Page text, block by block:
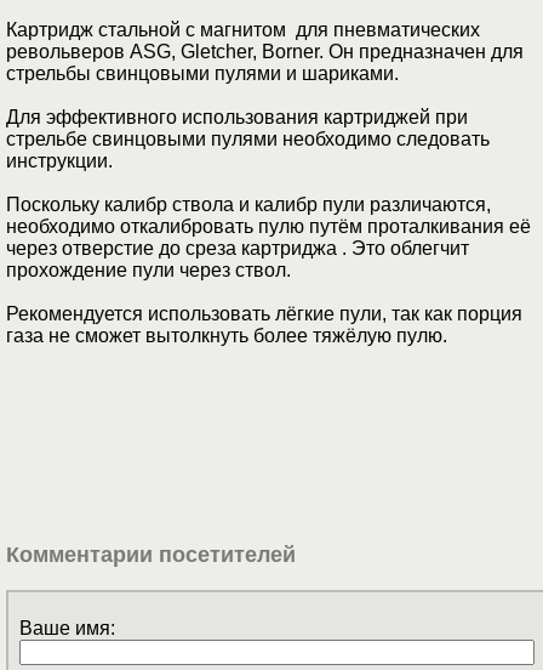
Картридж стальной с магнитом для пневматических
револьверов ASG, Gletcher, Borner. Он предназначен для
стрельбы свинцовыми пулями и шариками.
Для эффективного использования картриджей при
стрельбе свинцовыми пулями необходимо следовать
инструкции.
Поскольку калибр ствола и калибр пули различаются,
необходимо откалибровать пулю путём проталкивания её
через отверстие до среза картриджа . Это облегчит
прохождение пули через ствол.
Рекомендуется использовать лёгкие пули, так как порция
газа не сможет вытолкнуть более тяжёлую пулю.
Комментарии посетителей
Ваше имя: